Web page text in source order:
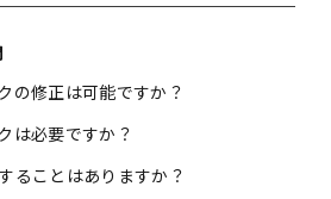
の修正は可能ですか？
は必要ですか？
ることはありますか？